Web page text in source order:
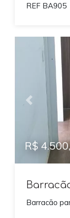
REF BA905
Previous
R$
Barracão